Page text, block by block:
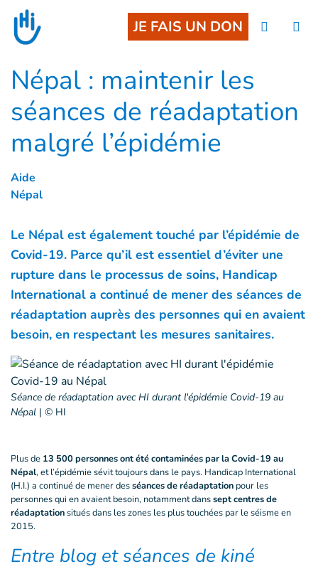
Goto main content
JE FAIS UN DON
Népal : maintenir les
séances de réadaptation
malgré l’épidémie
Aide
Népal
Le Népal est également touché par l’épidémie de
Covid-19. Parce qu’il est essentiel d’éviter une
rupture dans le processus de soins, Handicap
International a continué de mener des séances de
réadaptation auprès des personnes qui en avaient
besoin, en respectant les mesures sanitaires.
Séance de réadaptation avec HI durant l'épidémie Covid-19 au
Népal | © HI
Plus de 13 500 personnes ont été contaminées par la Covid-19 au
Népal, et l’épidémie sévit toujours dans le pays. Handicap International
(H.I.) a continué de mener desséances de réadaptation pour les
personnes qui en avaient besoin, notamment danssept centres de
réadaptationsitués dans les zones les plus touchées par le séisme en
2015.
Entre blog et séances de kiné